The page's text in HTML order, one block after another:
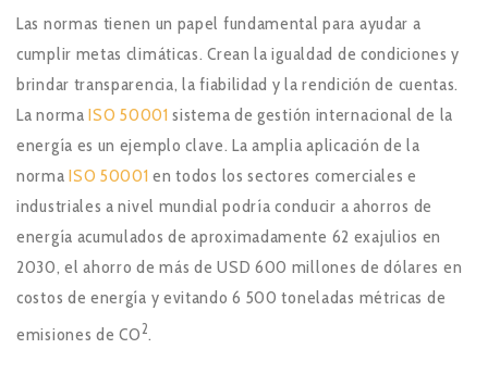
Las normas tienen un papel fundamental para ayudar a
cumplir metas climáticas. Crean la igualdad de condiciones y
brindar transparencia, la fiabilidad y la rendición de cuentas.
La normaISO 50001 sistema de gestión internacional de la
energía es un ejemplo clave. La amplia aplicación de la
normaISO 50001 en todos los sectores comerciales e
industriales a nivel mundial podría conducir a ahorros de
energía acumulados de aproximadamente 62 exajulios en
2030, el ahorro de más de USD 600 millones de dólares en
costos de energía y evitando 6 500 toneladas métricas de
emisiones de CO2.